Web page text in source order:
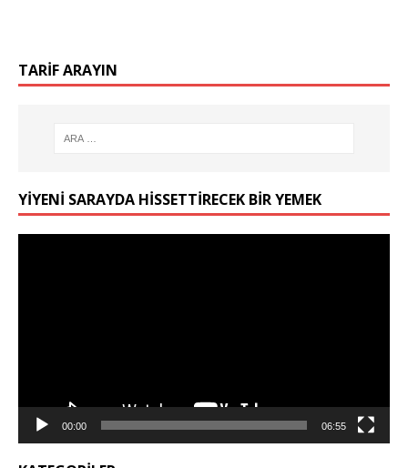
TARIF ARAYIN
YIYENI SARAYDA HISSETTIRECEK BIR YEMEK
00:00 06:55